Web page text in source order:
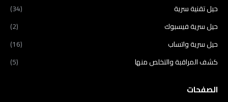
حيل تقنية سرية
(34)
حيل سرية فيسبوك
(2)
حيل سرية واتساب
(16)
كشف المراقبة والتخلص منها
(5)
الصفحات